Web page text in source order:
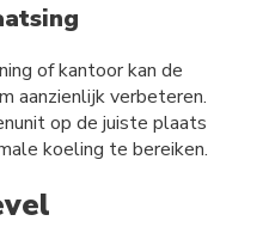
of kantoor kan de
aanzienlijk verbeteren.
op de juiste plaats
koeling te bereiken.